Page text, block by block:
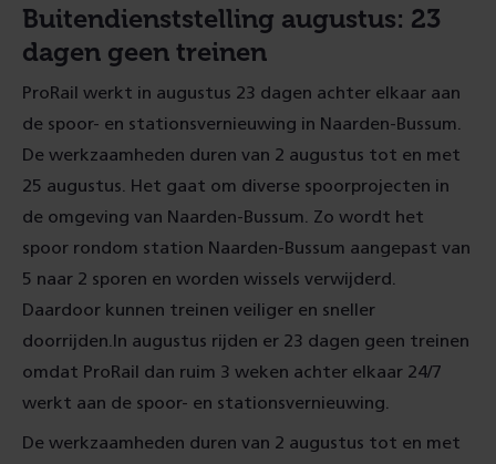
Buitendienststelling augustus: 23
dagen geen treinen
ProRail werkt in augustus 23 dagen achter elkaar aan
de spoor- en stationsvernieuwing in Naarden-Bussum.
De werkzaamheden duren van 2 augustus tot en met
25 augustus. Het gaat om diverse spoorprojecten in
de omgeving van Naarden-Bussum. Zo wordt het
spoor rondom station Naarden-Bussum aangepast van
5 naar 2 sporen en worden wissels verwijderd.
Daardoor kunnen treinen veiliger en sneller
doorrijden.
In augustus rijden er 23 dagen geen treinen
omdat ProRail dan ruim 3 weken achter elkaar 24/7
werkt aan de spoor- en stationsvernieuwing.
De werkzaamheden duren van 2 augustus tot en met